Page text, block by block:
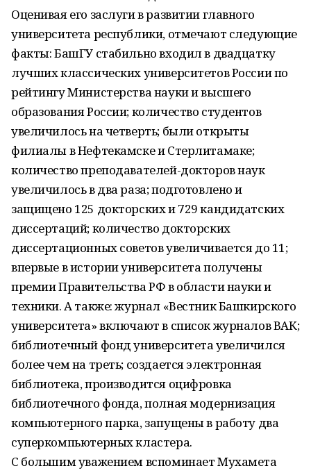
Оценивая его заслуги в развитии главного
университета республики, отмечают следующие
факты: БашГУ стабильно входил в двадцатку
лучших классических университетов России по
рейтингу Министерства науки и высшего
образования России; количество студентов
увеличилось на четверть; были открыты
филиалы в Нефтекамске и Стерлитамаке;
количество преподавателей-докторов наук
увеличилось в два раза; подготовлено и
защищено 125 докторских и 729 кандидатских
диссертаций; количество докторских
диссертационных советов увеличивается до 11;
впервые в истории университета получены
премии Правительства РФ в области науки и
техники. А также: журнал «Вестник Башкирского
университета» включают в список журналов ВАК;
библиотечный фонд университета увеличился
более чем на треть; создается электронная
библиотека, производится оцифровка
библиотечного фонда, полная модернизация
компьютерного парка, запущены в работу два
суперкомпьютерных кластера.
С большим уважением вспоминает Мухамета